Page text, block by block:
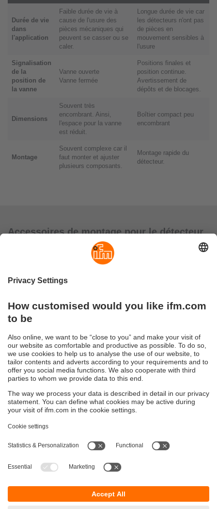
Durée de vie
dans
l'application
Faible durée de vie à
cause de l'usure des
pièces mécaniques qui
peuvent se casser ou se
caler.
Longue durée de vie car
les détecteurs n'ont pas
de pièces en
mouvement sensibles à
l'usure
Signalisation
de la
position de
la vanne
Vanne ouverte
Vanne fermée
Positions finales et
position continue.
Avertissement de
dépôts et de blocages.
Dimensions
Souvent très
encombrant. Ainsi,
l'espace pour la vanne
est réduit.
Boîtier compact peu
encombrant
Montage
Souvent complexe car il
faut monter et ajuster
plusieurs composants.
Montage rapide du
détecteur.
Accessoires de montage pour le détecteur
intelligent pour vannes MVQ
[mm]
Diamètre de
[mm]
30 < 38
80 x 30
130 x 30
E12569
E12573
130 x 30
30 - 50 > 38
80 x 30
130 x 30
E12628
Durabilité
Conditions générales de vente
Protection des données
Responsible Disclosure
ifm electronic ag
Suisse